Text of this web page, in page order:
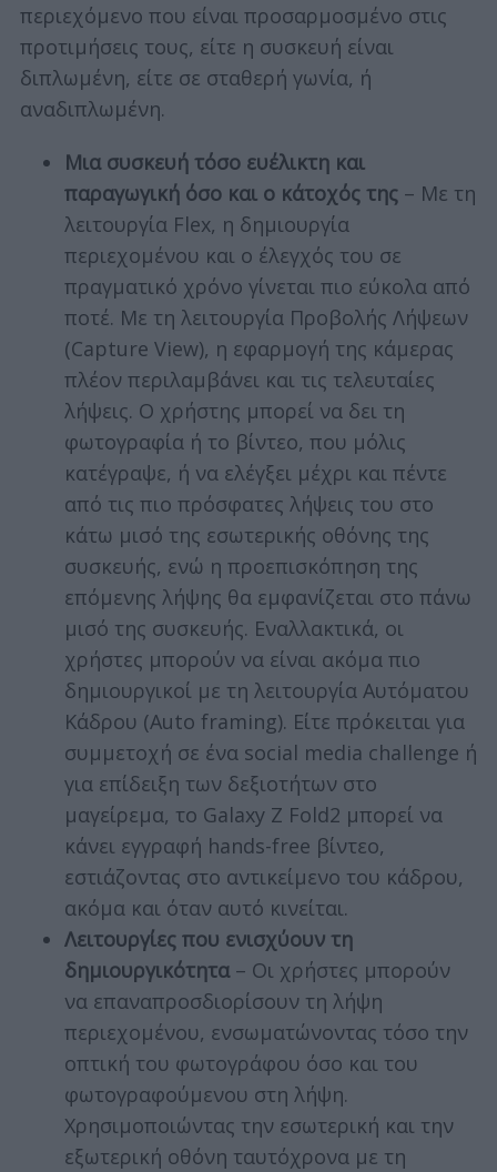
περιεχόμενο που είναι προσαρμοσμένο στις
προτιμήσεις τους, είτε η συσκευή είναι
διπλωμένη, είτε σε σταθερή γωνία, ή
αναδιπλωμένη.
Μια συσκευή τόσο ευέλικτη και
παραγωγική όσο και ο κάτοχός της– Με τη
λειτουργία Flex, η δημιουργία
περιεχομένου και ο έλεγχός του σε
πραγματικό χρόνο γίνεται πιο εύκολα από
ποτέ. Με τη λειτουργία Προβολής Λήψεων
(Capture View), η εφαρμογή της κάμερας
πλέον περιλαμβάνει και τις τελευταίες
λήψεις. Ο χρήστης μπορεί να δει τη
φωτογραφία ή το βίντεο, που μόλις
κατέγραψε, ή να ελέγξει μέχρι και πέντε
από τις πιο πρόσφατες λήψεις του στο
κάτω μισό της εσωτερικής οθόνης της
συσκευής, ενώ η προεπισκόπηση της
επόμενης λήψης θα εμφανίζεται στο πάνω
μισό της συσκευής. Εναλλακτικά, οι
χρήστες μπορούν να είναι ακόμα πιο
δημιουργικοί με τη λειτουργία Αυτόματου
Κάδρου (Auto framing). Είτε πρόκειται για
συμμετοχή σε ένα social media challenge ή
για επίδειξη των δεξιοτήτων στο
μαγείρεμα, το Galaxy Z Fold2 μπορεί να
κάνει εγγραφή hands-free βίντεο,
εστιάζοντας στο αντικείμενο του κάδρου,
ακόμα και όταν αυτό κινείται.
Λειτουργίες που ενισχύουν τη
δημιουργικότητα– Οι χρήστες μπορούν
να επαναπροσδιορίσουν τη λήψη
περιεχομένου, ενσωματώνοντας τόσο την
οπτική του φωτογράφου όσο και του
φωτογραφούμενου στη λήψη.
Χρησιμοποιώντας την εσωτερική και την
εξωτερική οθόνη ταυτόχρονα με τη